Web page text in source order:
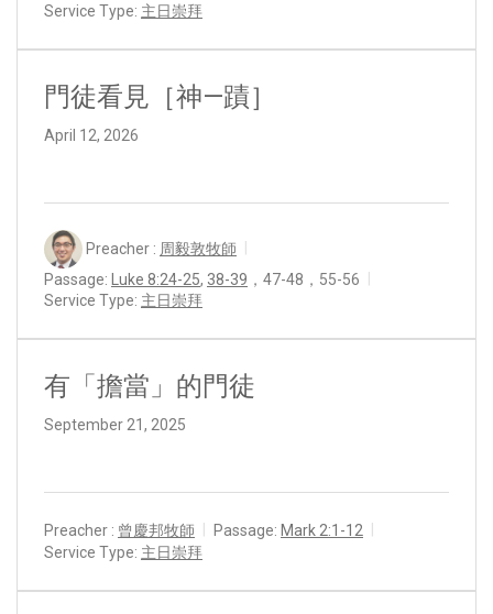
Service Type: 主日崇拜
門徒看見［神—蹟］
April 12, 2026
Preacher : 周毅敦牧師
Passage: Luke 8:24-25, 38-39 ，47-48，55-56
Service Type: 主日崇拜
有「擔當」的門徒
September 21, 2025
Preacher : 曾慶邦牧師 Passage: Mark 2:1-12
Service Type: 主日崇拜